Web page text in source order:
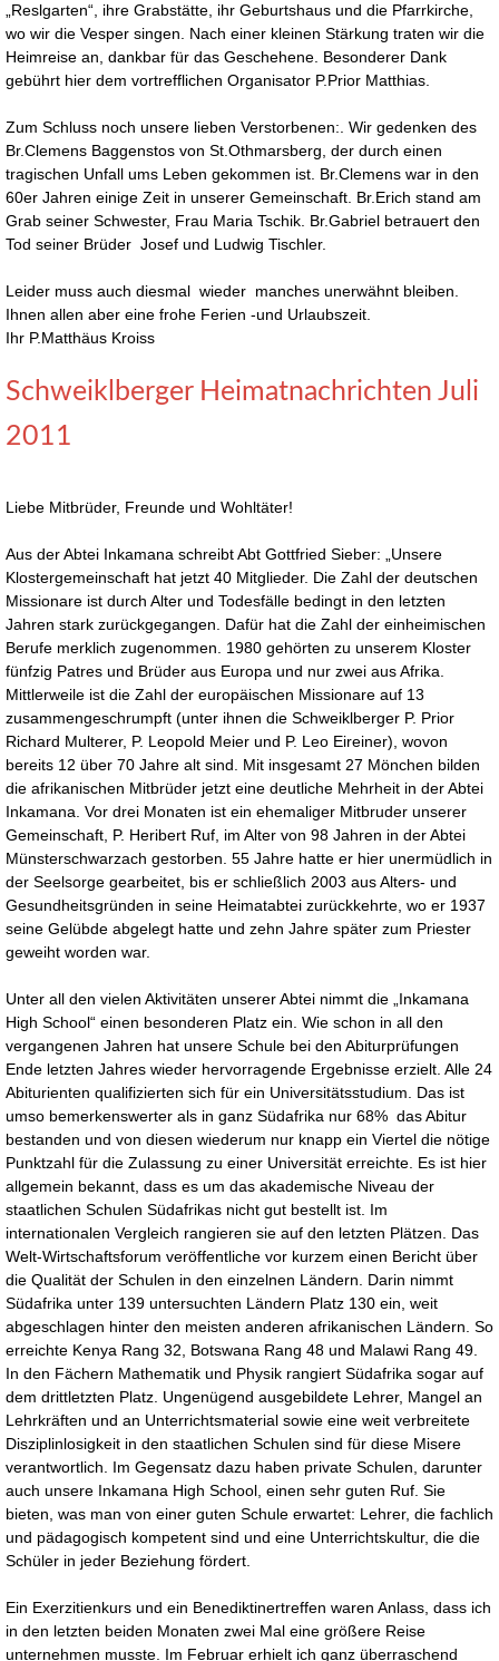
„Reslgarten“, ihre Grabstätte, ihr Geburtshaus und die Pfarrkirche,
wo wir die Vesper singen. Nach einer kleinen Stärkung traten wir die
Heimreise an, dankbar für das Geschehene. Besonderer Dank
gebührt hier dem vortrefflichen Organisator P.Prior Matthias.
Zum Schluss noch unsere lieben Verstorbenen:. Wir gedenken des
Br.Clemens Baggenstos von St.Othmarsberg, der durch einen
tragischen Unfall ums Leben gekommen ist. Br.Clemens war in den
60er Jahren einige Zeit in unserer Gemeinschaft. Br.Erich stand am
Grab seiner Schwester, Frau Maria Tschik. Br.Gabriel betrauert den
Tod seiner Brüder Josef und Ludwig Tischler.
Leider muss auch diesmal wieder manches unerwähnt bleiben.
Ihnen allen aber eine frohe Ferien -und Urlaubszeit.
Ihr P.Matthäus Kroiss
Schweiklberger Heimatnachrichten Juli
2011
Liebe Mitbrüder, Freunde und Wohltäter!
Aus der Abtei Inkamana schreibt Abt Gottfried Sieber: „Unsere
Klostergemeinschaft hat jetzt 40 Mitglieder. Die Zahl der deutschen
Missionare ist durch Alter und Todesfälle bedingt in den letzten
Jahren stark zurückgegangen. Dafür hat die Zahl der einheimischen
Berufe merklich zugenommen. 1980 gehörten zu unserem Kloster
fünfzig Patres und Brüder aus Europa und nur zwei aus Afrika.
Mittlerweile ist die Zahl der europäischen Missionare auf 13
zusammengeschrumpft (unter ihnen die Schweiklberger P. Prior
Richard Multerer, P. Leopold Meier und P. Leo Eireiner), wovon
bereits 12 über 70 Jahre alt sind. Mit insgesamt 27 Mönchen bilden
die afrikanischen Mitbrüder jetzt eine deutliche Mehrheit in der Abtei
Inkamana. Vor drei Monaten ist ein ehemaliger Mitbruder unserer
Gemeinschaft, P. Heribert Ruf, im Alter von 98 Jahren in der Abtei
Münsterschwarzach gestorben. 55 Jahre hatte er hier unermüdlich in
der Seelsorge gearbeitet, bis er schließlich 2003 aus Alters- und
Gesundheitsgründen in seine Heimatabtei zurückkehrte, wo er 1937
seine Gelübde abgelegt hatte und zehn Jahre später zum Priester
geweiht worden war.
Unter all den vielen Aktivitäten unserer Abtei nimmt die „Inkamana
High School“ einen besonderen Platz ein. Wie schon in all den
vergangenen Jahren hat unsere Schule bei den Abiturprüfungen
Ende letzten Jahres wieder hervorragende Ergebnisse erzielt. Alle 24
Abiturienten qualifizierten sich für ein Universitätsstudium. Das ist
umso bemerkenswerter als in ganz Südafrika nur 68% das Abitur
bestanden und von diesen wiederum nur knapp ein Viertel die nötige
Punktzahl für die Zulassung zu einer Universität erreichte. Es ist hier
allgemein bekannt, dass es um das akademische Niveau der
staatlichen Schulen Südafrikas nicht gut bestellt ist. Im
internationalen Vergleich rangieren sie auf den letzten Plätzen. Das
Welt-Wirtschaftsforum veröffentliche vor kurzem einen Bericht über
die Qualität der Schulen in den einzelnen Ländern. Darin nimmt
Südafrika unter 139 untersuchten Ländern Platz 130 ein, weit
abgeschlagen hinter den meisten anderen afrikanischen Ländern. So
erreichte Kenya Rang 32, Botswana Rang 48 und Malawi Rang 49.
In den Fächern Mathematik und Physik rangiert Südafrika sogar auf
dem drittletzten Platz. Ungenügend ausgebildete Lehrer, Mangel an
Lehrkräften und an Unterrichtsmaterial sowie eine weit verbreitete
Disziplinlosigkeit in den staatlichen Schulen sind für diese Misere
verantwortlich. Im Gegensatz dazu haben private Schulen, darunter
auch unsere Inkamana High School, einen sehr guten Ruf. Sie
bieten, was man von einer guten Schule erwartet: Lehrer, die fachlich
und pädagogisch kompetent sind und eine Unterrichtskultur, die die
Schüler in jeder Beziehung fördert.
Ein Exerzitienkurs und ein Benediktinertreffen waren Anlass, dass ich
in den letzten beiden Monaten zwei Mal eine größere Reise
unternehmen musste. Im Februar erhielt ich ganz überraschend